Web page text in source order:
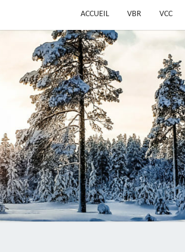
ACCUEIL VBR VCC